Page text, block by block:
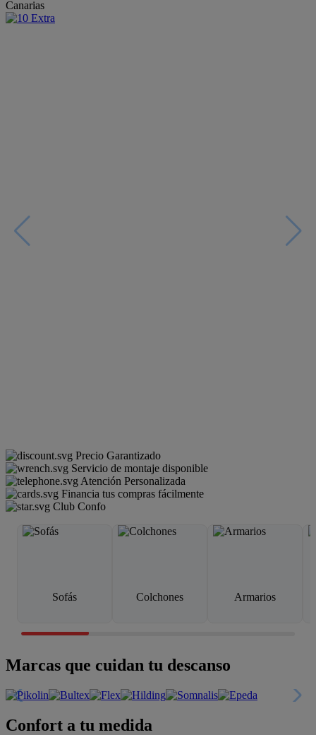
Canarias
Precio Garantizado
Servicio de montaje disponible
Atención Personalizada
Financia tus compras fácilmente
Club Confo
Sofás Colchones Armarios
Marcas que cuidan tu descanso
Confort a tu medida